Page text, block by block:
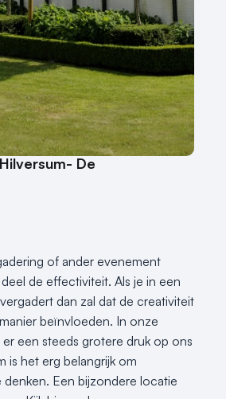
De
of ander evenement
de effectiviteit. Als je in een
dan zal dat de creativiteit
beïnvloeden. In onze
een steeds grotere druk op ons
is het erg belangrijk om
Een bijzondere locatie